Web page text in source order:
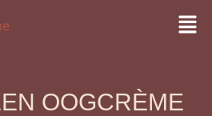
OOGCRÈME